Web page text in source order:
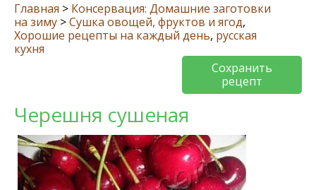
Главная > Консервация: Домашние заготовки
на зиму >Сушка овощей, фруктов и ягод,
Хорошие рецепты на каждый день, русская
кухня
Сохранить
рецепт
Черешня сушеная